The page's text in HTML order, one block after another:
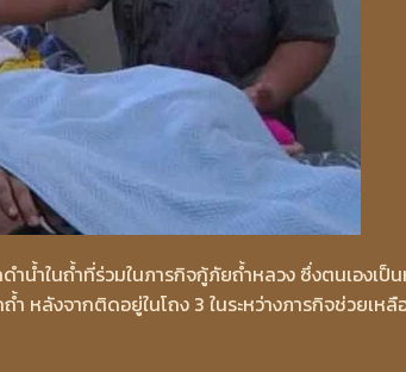
น้ำในถ้ำที่ร่วมในภารกิจกู้ภัยถ้ำหลวง ซึ่งตนเองเป็
หลังจากติดอยู่ในโถง 3 ในระหว่างภารกิจช่วยเหลื